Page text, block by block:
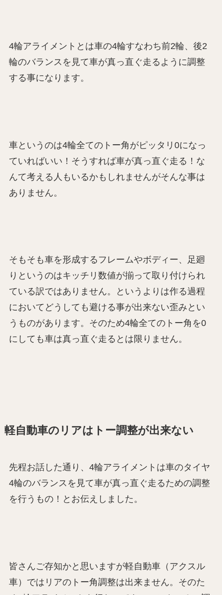
4輪アライメントとは車の4輪すなわち前2輪、後2
輪のバランスを見て車が真っ直ぐ走るように調整
する事になります。
車というのは4輪全てのトー角がピッタリ0になっ
ていればいい！そうすれば車が真っ直ぐ走る！な
んて考える人もいるかもしれませんがそんな事は
ありません。
そもそも車を形成するフレームやボディー、足廻
りというのはキッチリ数値が揃って取り付けられ
ている訳ではありません。というよりは作る過程
においてどうしても避ける事が出来ない歪みとい
うものがあります。そのため4輪全てのトー角を0
にしても車は真っ直ぐ走るとは限りません。
軽自動車のリアはトー調整が出来ない
先程お話した通り、4輪アライメントは車のタイヤ
4輪のバランスを見て車が真っ直ぐ走るための調整
を行うもの！とお伝えしました。
皆さんご存知かと思いますが軽自動車（アクスル
車）ではリアのトー角調整は出来ません。そのた